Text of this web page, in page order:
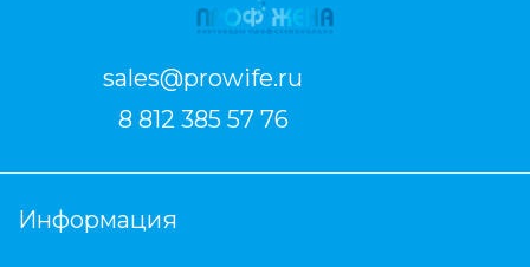
sales@prowife.ru
8 812 385 57 76
Информация